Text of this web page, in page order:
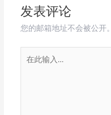
发表评论
您的邮箱地址不会被公开。